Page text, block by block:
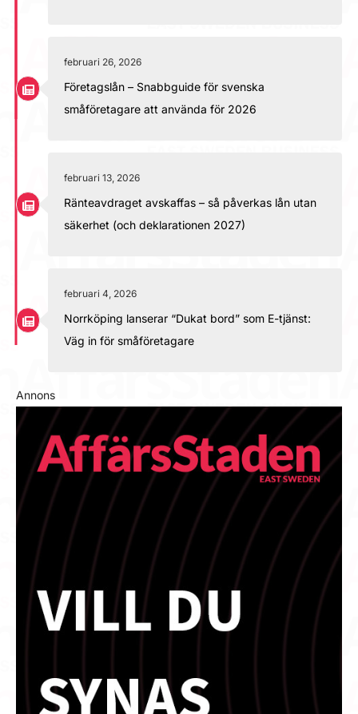
februari 26, 2026
Företagslån – Snabbguide för svenska
småföretagare att använda för 2026
februari 13, 2026
Ränteavdraget avskaffas – så påverkas lån utan
säkerhet (och deklarationen 2027)
februari 4, 2026
Norrköping lanserar “Dukat bord” som E-tjänst:
Väg in för småföretagare
Annons